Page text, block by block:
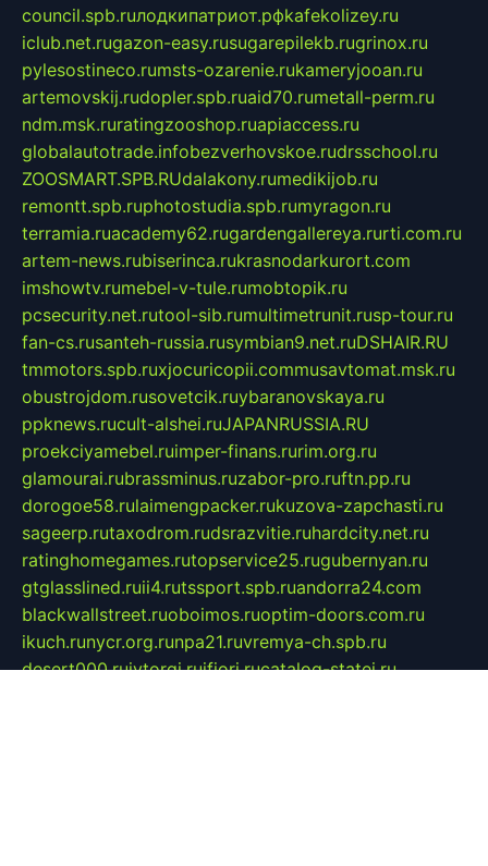
council.spb.ruлодкипатриот.рфkafekolizey.ru
iclub.net.rugazon-easy.rusugarepilekb.rugrinox.ru
pylesostineco.rumsts-ozarenie.rukameryjooan.ru
artemovskij.rudopler.spb.ruaid70.rumetall-perm.ru
ndm.msk.ruratingzooshop.ruapiaccess.ru
globalautotrade.infobezverhovskoe.rudrsschool.ru
ZOOSMART.SPB.RUdalakony.rumedikijob.ru
remontt.spb.ruphotostudia.spb.rumyragon.ru
terramia.ruacademy62.rugardengallereya.rurti.com.ru
artem-news.rubiserinca.rukrasnodarkurort.com
imshowtv.rumebel-v-tule.rumobtopik.ru
pcsecurity.net.rutool-sib.rumultimetrunit.rusp-tour.ru
fan-cs.rusanteh-russia.rusymbian9.net.ruDSHAIR.RU
tmmotors.spb.ruxjocuricopii.commusavtomat.msk.ru
obustrojdom.rusovetcik.ruybaranovskaya.ru
ppknews.rucult-alshei.ruJAPANRUSSIA.RU
proekciyamebel.ruimper-finans.rurim.org.ru
glamourai.rubrassminus.ruzabor-pro.ruftn.pp.ru
dorogoe58.rulaimengpacker.rukuzova-zapchasti.ru
sageerp.rutaxodrom.rudsrazvitie.ruhardcity.net.ru
ratinghomegames.rutopservice25.rugubernyan.ru
gtglasslined.ruii4.rutssport.spb.ruandorra24.com
blackwallstreet.ruoboimos.ruoptim-doors.com.ru
ikuch.runycr.org.runpa21.ruvremya-ch.spb.ru
desert000.ruivtorgi.ruifiori.rucatalog-statei.ru